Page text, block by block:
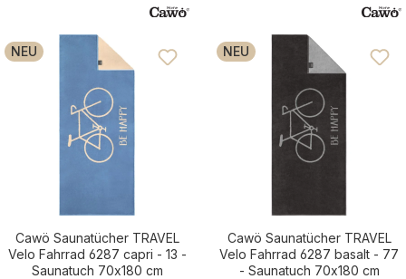
saugstark
NEU
Cawö Saunatücher TRAVEL
Velo Fahrrad 6287 capri - 13 -
Saunatuch 70x180 cm
NEU
Cawö Saunatücher TRAVEL
Velo Fahrrad 6287 basalt - 77
- Saunatuch 70x180 cm